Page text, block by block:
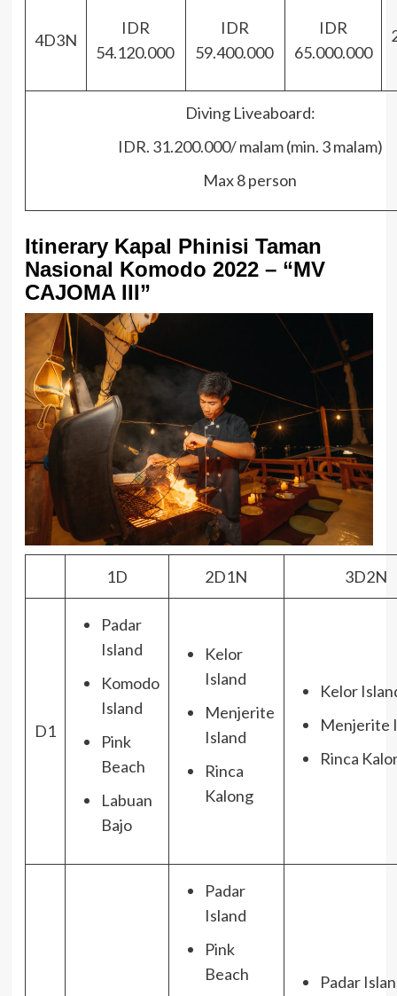
4D3N
IDR
54.120.000
IDR
59.400.000
IDR
65.000.000
Diving Liveaboard:
IDR. 31.200.000/ malam (min. 3 malam)
Max 8 person
Itinerary Kapal Phinisi Taman
Nasional Komodo 2022 – “MV
CAJOMA III”
1D 2D1N 3D2N
D1
Padar
Island
Komodo
Island
Pink
Beach
Labuan
Bajo
Kelor
Island
Menjerite
Island
Rinca
Kalong
Kelor
Menjerite
Rinca
Padar
Island
Pink
Beach
Padar